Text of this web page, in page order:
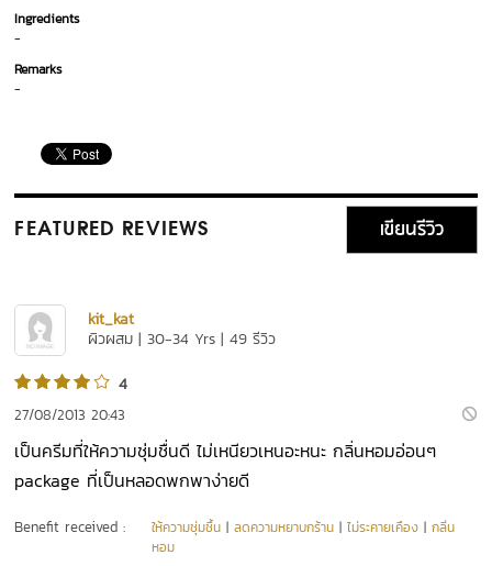
Ingredients
-
Remarks
-
FEATURED REVIEWS เขียนรีวิว
kit_kat
ผิวผสม | 30-34 Yrs | 49 รีวิว
4
27/08/2013 20:43
เป็นครีมที่ให้ความชุ่มชื่นดี ไม่เหนียวเหนอะหนะ กลิ่นหอมอ่อนๆ
package ที่เป็นหลอดพกพาง่ายดี
Benefit received : ให้ความชุ่มชื้น |ลดความหยาบกร้าน |ไม่ระคายเคือง |กลิ่น
หอม